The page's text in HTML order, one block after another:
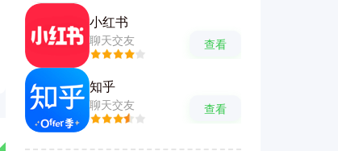
小红书
聊天交友 查看
知乎
聊天交友 查看